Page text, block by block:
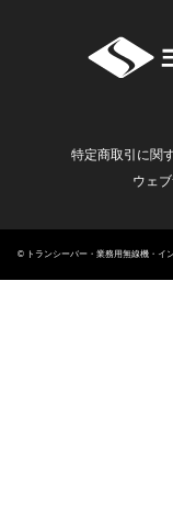
特定商取引に関
ウェ
© トランシーバー・業務用無線機・イ